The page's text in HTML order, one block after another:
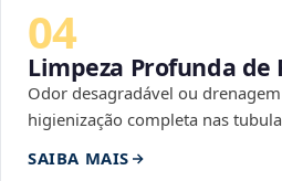
04
Limpeza Profunda de
Odor desagradável ou
higienização completa nas
SAIBA MAIS